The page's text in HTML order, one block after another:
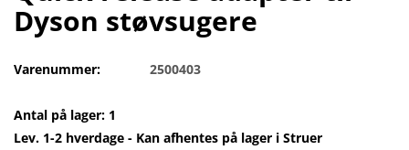
Dyson støvsugere
Varenummer: 2500403
Antal på lager: 1
Lev. 1-2 hverdage - Kan afhentes på lager i Struer